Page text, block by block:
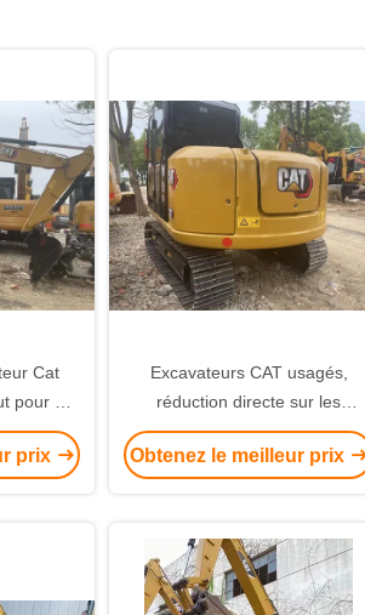
Cat
pour un
prix
Excavateurs CAT usagés,
réduction directe sur les
excavateurs japonais importés
Obtenez le meilleur prix